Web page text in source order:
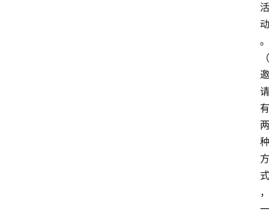
活
动
。
（
邀
请
有
两
种
方
式
，
一